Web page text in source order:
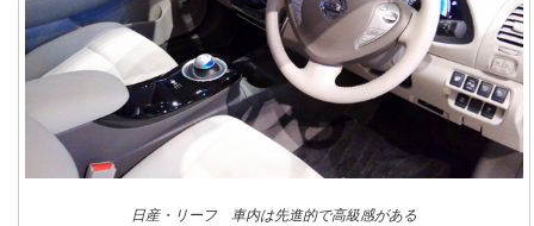
日産・リーフ 車内は先進的で高級感がある